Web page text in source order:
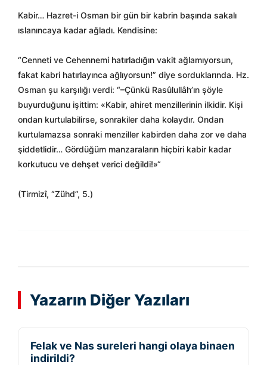
Kabir… Hazret-i Osman bir gün bir kabrin başında sakalı
ıslanıncaya kadar ağladı. Kendisine:
“Cenneti ve Cehennemi hatırladığın vakit ağlamıyorsun,
fakat kabri hatırlayınca ağlıyorsun!” diye sorduklarında. Hz.
Osman şu karşılığı verdi: “–Çünkü Rasûlullâh’ın şöyle
buyurduğunu işittim: «Kabir, ahiret menzillerinin ilkidir. Kişi
ondan kurtulabilirse, sonrakiler daha kolaydır. Ondan
kurtulamazsa sonraki menziller kabirden daha zor ve daha
şiddetlidir… Gördüğüm manzaraların hiçbiri kabir kadar
korkutucu ve dehşet verici değildi!»“
(Tirmizî, “Zühd”, 5.)
Yazarın Diğer Yazıları
Felak ve Nas sureleri hangi olaya binaen
indirildi?